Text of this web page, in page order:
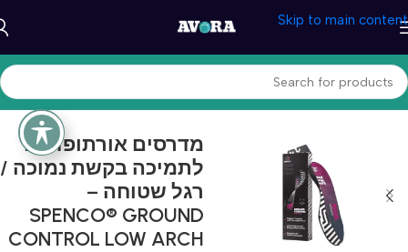
Skip to main content
עמוד הבית/בריאות ונוחות/מוצרי הנעלה
מדרסים אורתופדיים
לתמיכה בקשת נמוכה /
רגל שטוחה –
SPENCO® GROUND
CONTROL LOW ARCH